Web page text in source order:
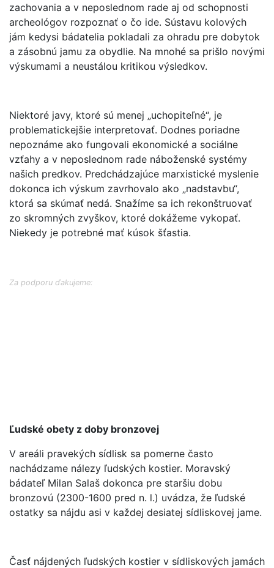
zachovania a v neposlednom rade aj od schopnosti
archeológov rozpoznať o čo ide. Sústavu kolových
jám kedysi bádatelia pokladali za ohradu pre dobytok
a zásobnú jamu za obydlie. Na mnohé sa prišlo novými
výskumami a neustálou kritikou výsledkov.
Niektoré javy, ktoré sú menej „uchopiteľné“, je
problematickejšie interpretovať. Dodnes poriadne
nepoznáme ako fungovali ekonomické a sociálne
vzťahy a v neposlednom rade náboženské systémy
našich predkov. Predchádzajúce marxistické myslenie
dokonca ich výskum zavrhovalo ako „nadstavbu“,
ktorá sa skúmať nedá. Snažíme sa ich rekonštruovať
zo skromných zvyškov, ktoré dokážeme vykopať.
Niekedy je potrebné mať kúsok šťastia.
Za podporu ďakujeme:
Ľudské obety z doby bronzovej
V areáli pravekých sídlisk sa pomerne často
nachádzame nálezy ľudských kostier. Moravský
bádateľ Milan Salaš dokonca pre staršiu dobu
bronzovú (2300-1600 pred n. l.) uvádza, že ľudské
ostatky sa nájdu asi v každej desiatej sídliskovej jame.
Časť nájdených ľudských kostier v sídliskových jamách